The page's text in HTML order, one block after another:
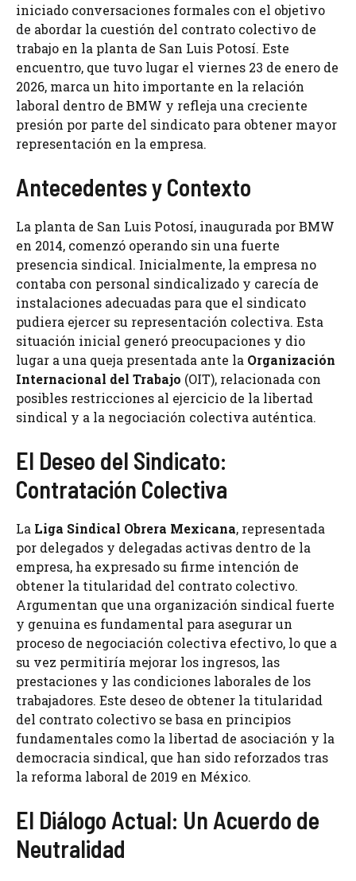
iniciado conversaciones formales con el objetivo
de abordar la cuestión del contrato colectivo de
trabajo en la planta de San Luis Potosí. Este
encuentro, que tuvo lugar el viernes 23 de enero de
2026, marca un hito importante en la relación
laboral dentro de BMW y refleja una creciente
presión por parte del sindicato para obtener mayor
representación en la empresa.
Antecedentes y Contexto
La planta de San Luis Potosí, inaugurada por BMW
en 2014, comenzó operando sin una fuerte
presencia sindical. Inicialmente, la empresa no
contaba con personal sindicalizado y carecía de
instalaciones adecuadas para que el sindicato
pudiera ejercer su representación colectiva. Esta
situación inicial generó preocupaciones y dio
lugar a una queja presentada ante la Organización
Internacional del Trabajo (OIT), relacionada con
posibles restricciones al ejercicio de la libertad
sindical y a la negociación colectiva auténtica.
El Deseo del Sindicato:
Contratación Colectiva
La Liga Sindical Obrera Mexicana, representada
por delegados y delegadas activas dentro de la
empresa, ha expresado su firme intención de
obtener la titularidad del contrato colectivo.
Argumentan que una organización sindical fuerte
y genuina es fundamental para asegurar un
proceso de negociación colectiva efectivo, lo que a
su vez permitiría mejorar los ingresos, las
prestaciones y las condiciones laborales de los
trabajadores. Este deseo de obtener la titularidad
del contrato colectivo se basa en principios
fundamentales como la libertad de asociación y la
democracia sindical, que han sido reforzados tras
la reforma laboral de 2019 en México.
El Diálogo Actual: Un Acuerdo de
Neutralidad